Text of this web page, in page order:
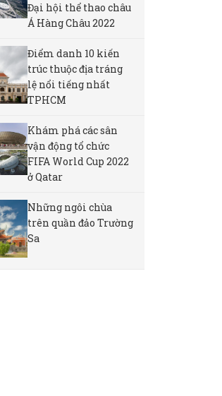
Đại hội thể thao châu
Á Hàng Châu 2022
Điểm danh 10 kiến
trúc thuộc địa tráng
lệ nổi tiếng nhất
TPHCM
Khám phá các sân
vận động tổ chức
FIFA World Cup 2022
ở Qatar
Những ngôi chùa
trên quần đảo Trường
Sa